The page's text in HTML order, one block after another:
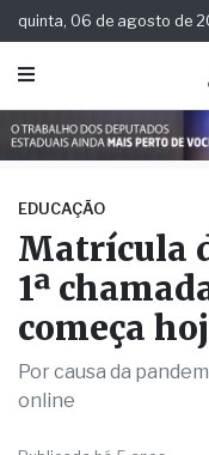
quinta, 06 de agosto de
EDUCAÇÃO
Matrícula
1ª
começa
Por causa da